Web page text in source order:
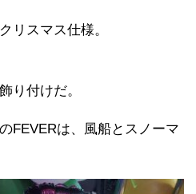
リスマス仕様。
り付けだ。
FEVERは、風船とスノーマ